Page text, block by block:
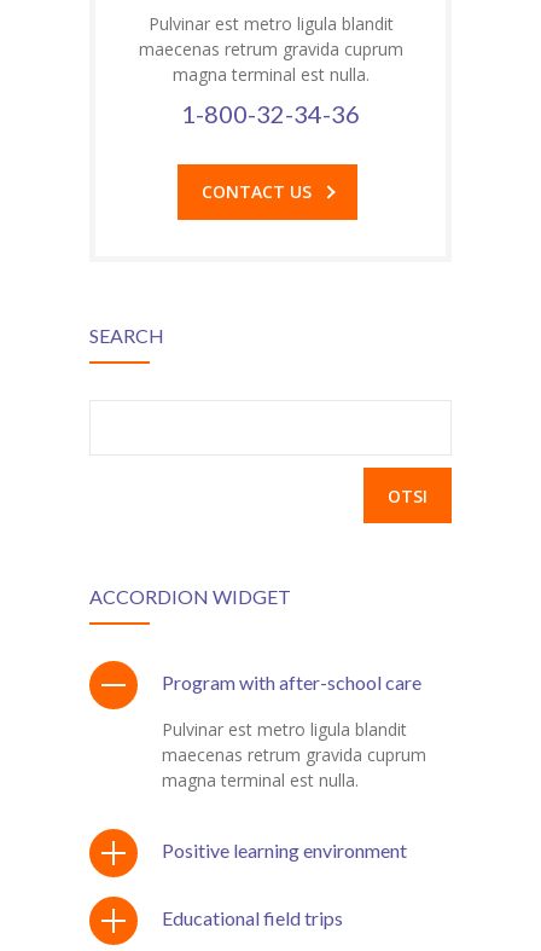
Pulvinar est metro ligula blandit
maecenas retrum gravida cuprum
magna terminal est nulla.
1-800-32-34-36
CONTACT US
SEARCH
ACCORDION WIDGET
Program with after-school care
Pulvinar est metro ligula blandit
maecenas retrum gravida cuprum
magna terminal est nulla.
Positive learning environment
Educational field trips